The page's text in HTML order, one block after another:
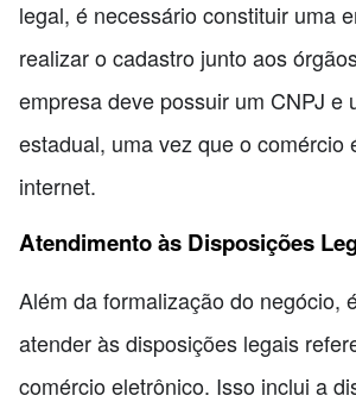
legal, é necessário constituir uma
realizar o cadastro junto aos
empresa deve possuir um CNPJ e
estadual, uma vez que o comércio
internet.
Atendimento às Disposições
Além da formalização do negócio,
atender às disposições legais
comércio eletrônico. Isso inclui a